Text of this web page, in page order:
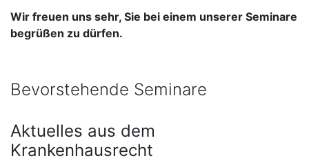
Wir freuen uns sehr, Sie bei einem unserer Seminare
begrüßen zu dürfen.
Bevorstehende Seminare
Aktuelles aus dem
Krankenhausrecht